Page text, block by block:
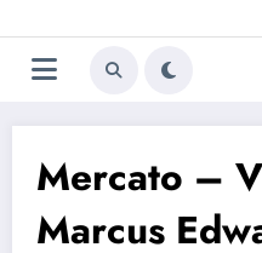
au
contenu
Mercato –
Marcus